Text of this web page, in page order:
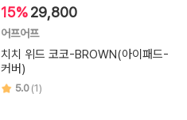
15% 29,800
어프어프
치치 위드 코코-BROWN(아이패드-
커버)
5.0 (1)